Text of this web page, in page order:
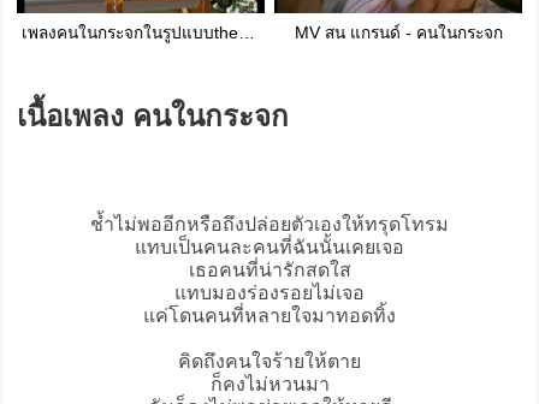
เพลงคนในกระจกในรูปแบบthe sims3.wmv MV สน แกรนด์ - คนในกระจก
เนื้อเพลง คนในกระจก
ช้ำไม่พออีกหรือถึงปล่อยตัวเองให้ทรุดโทรม
แทบเป็นคนละคนที่ฉันนั้นเคยเจอ
เธอคนที่น่ารักสดใส
แทบมองร่องรอยไม่เจอ
แค่โดนคนที่หลายใจมาทอดทิ้ง
คิดถึงคนใจร้ายให้ตาย
ก็คงไม่หวนมา